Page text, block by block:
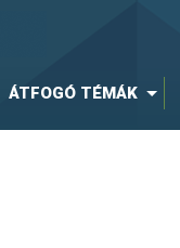
ÁTFOGÓ TÉMÁK